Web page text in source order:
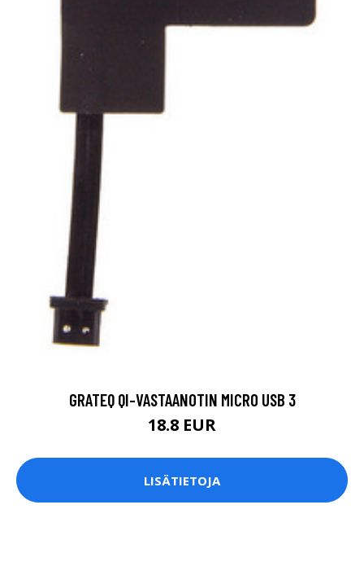
GRATEQ QI-VASTAANOTIN MICRO USB 3
18.8 EUR
LISÄTIETOJA